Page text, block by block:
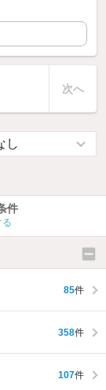
次へ
件
る
85件
358件
107件